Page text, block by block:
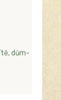
dům-